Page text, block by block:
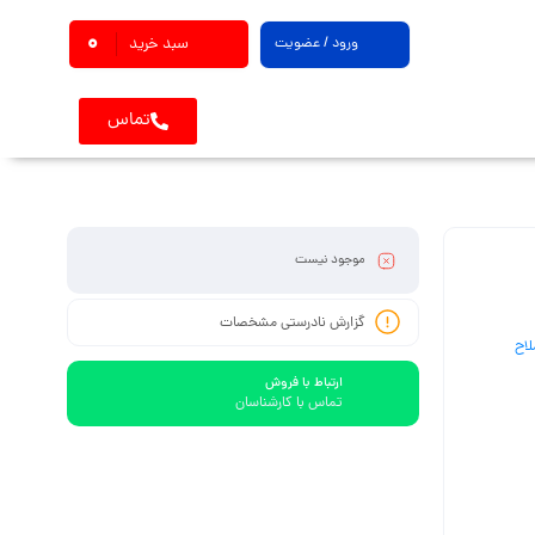
ورود / عضویت سبد خرید 0
تماس
موجود نیست
گزارش نادرستی مشخصات
ارتباط با فروش
تماس با کارشناسان